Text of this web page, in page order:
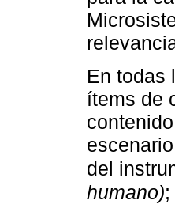
En todas
ítems de
del
humano)